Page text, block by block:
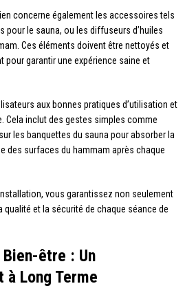
concerne également les accessoires tels
pour le sauna, ou les diffuseurs d’huiles
Ces éléments doivent être nettoyés et
pour garantir une expérience saine et
aux bonnes pratiques d’utilisation et
Cela inclut des gestes simples comme
les banquettes du sauna pour absorber la
des surfaces du hammam après chaque
vous garantissez non seulement
qualité et la sécurité de chaque séance de
être : Un
Long Terme